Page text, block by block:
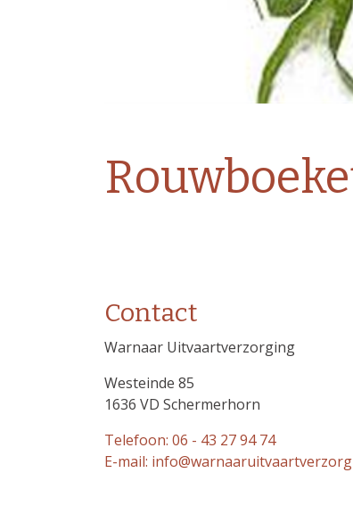
Contact
Warnaar Uitvaartverzorging
Westeinde 85
1636 VD Schermerhorn
Telefoon: 06 - 43 27 94 74
E-mail: